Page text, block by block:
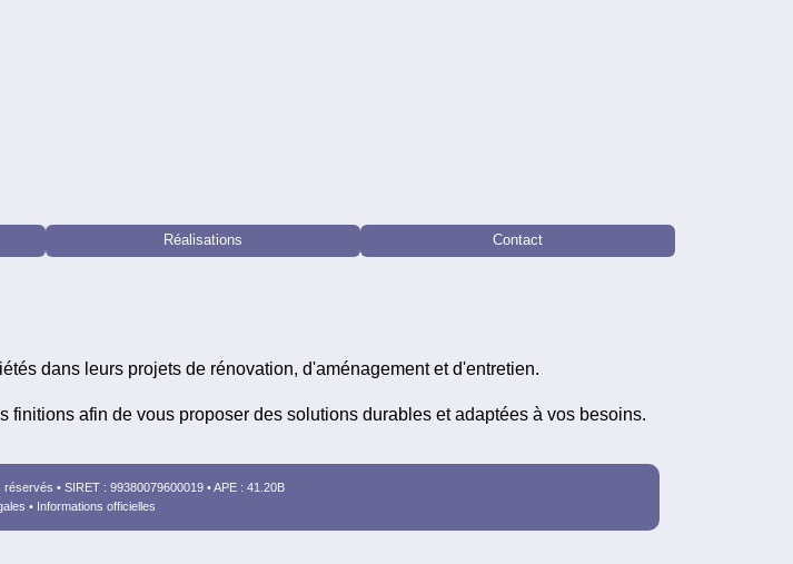
Réalisations Contact
dans leurs projets de rénovation, d'aménagement et d'entretien.
afin de vous proposer des solutions durables et adaptées à vos besoins.
réservés • SIRET : 99380079600019 •APE : 41.20B
• Informations officielles